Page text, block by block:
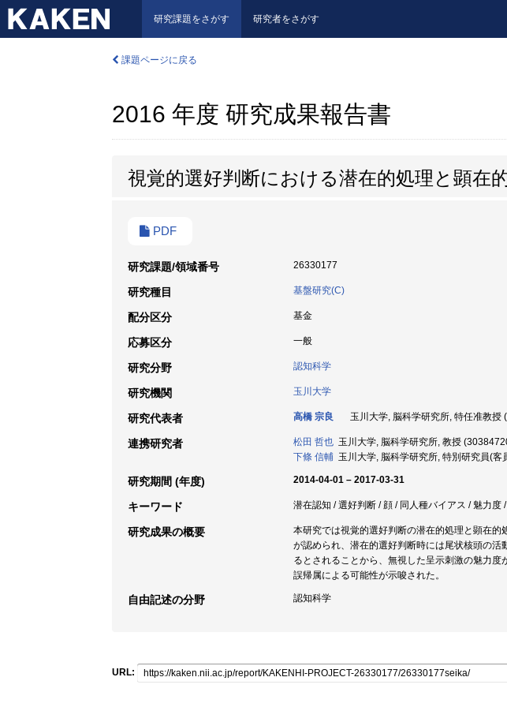
研究課題をさがす 研究者をさがす
課題ページに戻る
2016 年度 研究成果報告書
視覚的選好判断における潜在的処理と顕在
PDF
研究課題/領域番号 26330177
研究種目 基盤研究(C)
配分区分 基金
応募区分 一般
研究分野 認知科学
研究機関 玉川大学
研究代表者 高橋 宗良 玉川大学, 脳科学研究所, 特任准教授
連携研究者 松田 哲也 玉川大学, 脳科学研究所, 教授
下條 信輔 玉川大学, 脳科学研究所, 特別研究員(
研究期間 (年度) 2014-04-01 – 2017-03-31
キーワード 潜在認知 / 選好判断 / 顔 / 同人種バイアス / 魅力度
研究成果の概要
本研究では視覚的選好判断の潜在的処理と顕在
が認められ、潜在的選好判断時には尾状核頭の
るとされることから、無視した呈示刺激の魅力
誤帰属による可能性が示唆された。
自由記述の分野 認知科学
URL: